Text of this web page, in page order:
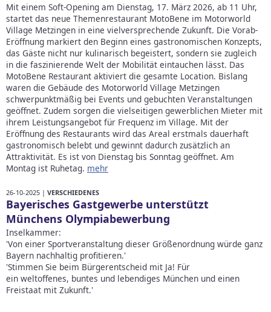
Mit einem Soft-Opening am Dienstag, 17. März 2026, ab 11 Uhr,
startet das neue Themenrestaurant MotoBene im Motorworld
Village Metzingen in eine vielversprechende Zukunft. Die Vorab-
Eröffnung markiert den Beginn eines gastronomischen Konzepts,
das Gäste nicht nur kulinarisch begeistert, sondern sie zugleich
in die faszinierende Welt der Mobilität eintauchen lässt. Das
MotoBene Restaurant aktiviert die gesamte Location. Bislang
waren die Gebäude des Motorworld Village Metzingen
schwerpunktmäßig bei Events und gebuchten Veranstaltungen
geöffnet. Zudem sorgen die vielseitigen gewerblichen Mieter mit
ihrem Leistungsangebot für Frequenz im Village. Mit der
Eröffnung des Restaurants wird das Areal erstmals dauerhaft
gastronomisch belebt und gewinnt dadurch zusätzlich an
Attraktivität. Es ist von Dienstag bis Sonntag geöffnet. Am
Montag ist Ruhetag. mehr
26-10-2025 | VERSCHIEDENES
Bayerisches Gastgewerbe unterstützt
Münchens Olympiabewerbung
Inselkammer:
'Von einer Sportveranstaltung dieser Größenordnung würde ganz
Bayern nachhaltig profitieren.'
'Stimmen Sie beim Bürgerentscheid mit Ja! Für
ein weltoffenes, buntes und lebendiges München und einen
Freistaat mit Zukunft.'